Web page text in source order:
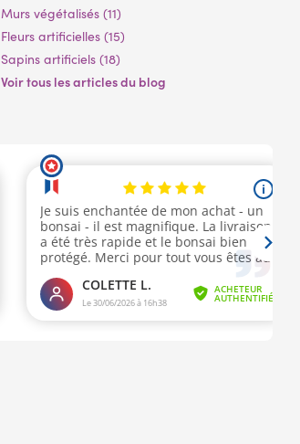
Murs végétalisés (11)
Fleurs artificielles (15)
Sapins artificiels (18)
Voir tous les articles du blog